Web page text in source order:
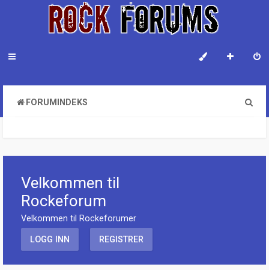
FORUMINDEKS
Velkommen til
Rockeforum
Velkommen til Rockeforumer
LOGG INN REGISTRER